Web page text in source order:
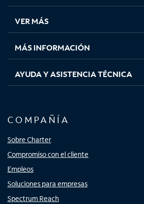
en
pestaña
nueva
en
pestaña
nueva
en
pestaña
nueva
en
nueva
VER MÁS
MÁS INFORMACIÓN
AYUDA Y ASISTENCIA TÉCNICA
COMPAÑÍA
Sobre Charter
Compromiso con el cliente
Empleos
Soluciones para empresas
Spectrum Reach